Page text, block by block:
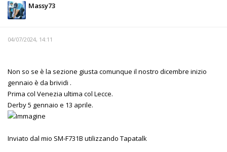
Massy73
04/07/2024, 14:11
Non so se è la sezione giusta comunque il nostro dicembre inizio
gennaio è da brividi .
Prima col Venezia ultima col Lecce.
Derby 5 gennaio e 13 aprile.
Inviato dal mio SM-F731B utilizzando Tapatalk